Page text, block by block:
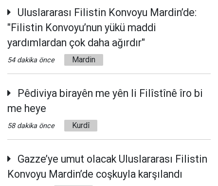
Uluslararası Filistin Konvoyu Mardin’de:
"Filistin Konvoyu’nun yükü maddi
yardımlardan çok daha ağırdır"
54 dakika önce Mardin
Pêdiviya birayên me yên li Filîstînê îro bi
me heye
58 dakika önce Kurdî
Gazze’ye umut olacak Uluslararası Filistin
Konvoyu Mardin’de coşkuyla karşılandı